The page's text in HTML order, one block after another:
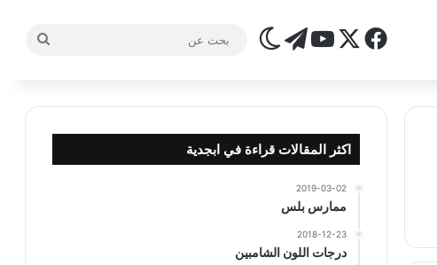
فيسبوك
‫X
‫YouTube
تيلقرامالوضع المظلم
اكثر المقالات قراءة في ابجدية
2019-03-02
ممارس بلس
2018-12-23
درجات اللون الشامبين